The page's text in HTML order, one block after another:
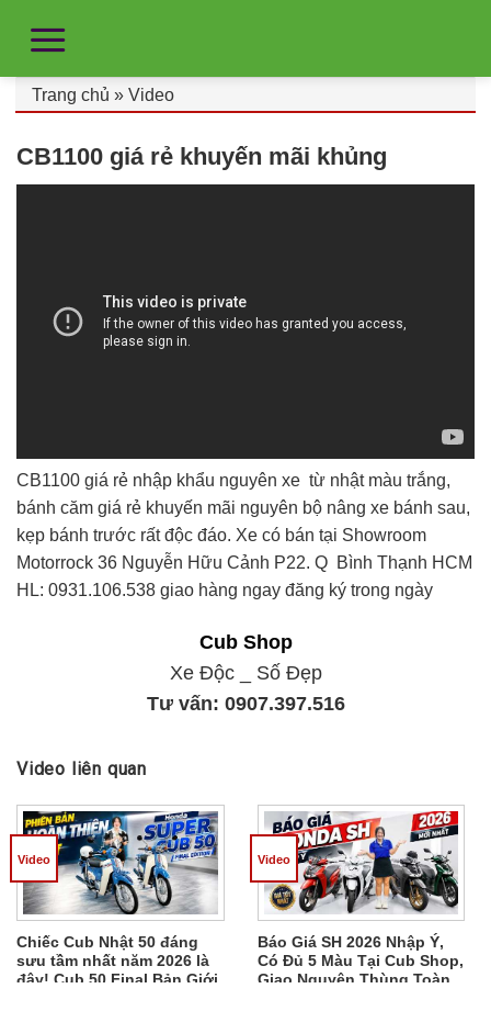
Trang chủ » Video
CB1100 giá rẻ khuyến mãi khủng
CB1100 giá rẻ nhập khẩu nguyên xe từ nhật màu trắng,
bánh căm giá rẻ khuyến mãi nguyên bộ nâng xe bánh sau,
kẹp bánh trước rất độc đáo. Xe có bán tại Showroom
Motorrock 36 Nguyễn Hữu Cảnh P22. Q Bình Thạnh HCM
HL: 0931.106.538 giao hàng ngay đăng ký trong ngày
Cub Shop
Xe Độc _ Số Đẹp
Tư vấn: 0907.397.516
Video liên quan
Chiếc Cub Nhật 50 đáng
sưu tầm nhất năm 2026 là
đây! Cub 50 Final Bản Giới
Video
Báo Giá SH 2026 Nhập Ý,
Có Đủ 5 Màu Tại Cub Shop,
Giao Nguyên Thùng Toàn
Video